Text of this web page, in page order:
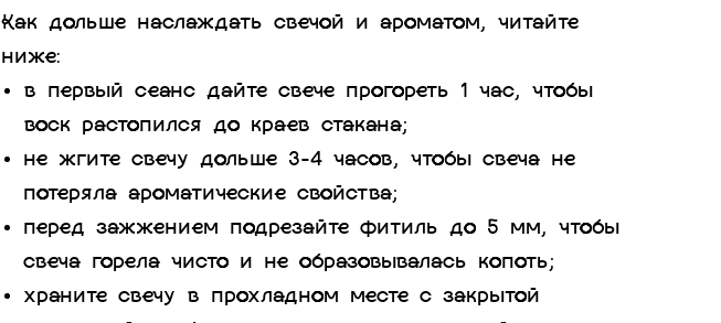
Как дольше наслаждать свечой и ароматом, читайте
ниже:
в первый сеанс дайте свече прогореть 1 час, чтобы
воск растопился до краев стакана;
не жгите свечу дольше 3-4 часов, чтобы свеча не
потеряла ароматические свойства;
перед зажжением подрезайте фитиль до 5 мм, чтобы
свеча горела чисто и не образовывалась копоть;
храните свечу в прохладном месте с закрытой